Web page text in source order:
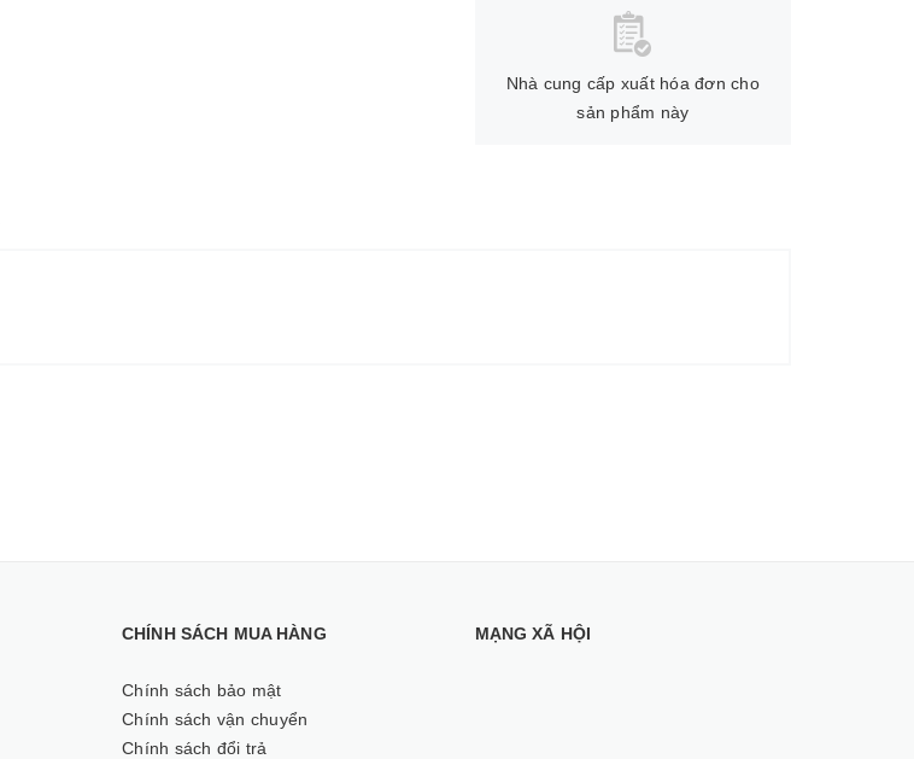
Nhà cung cấp xuất hóa đơn cho
sản phẩm này
CHÍNH SÁCH MUA HÀNG
Chính sách bảo mật
Chính sách vận chuyển
Chính sách đổi trả
MẠNG XÃ HỘI